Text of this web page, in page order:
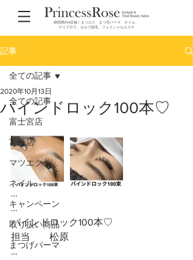
静岡県内4店舗！まつエク、まつ毛パーマ、ネイル、
アイブロウ、セルフ脱毛、フェイシャルエステ
記事
全ての記事
富士宮店
富士店
マツエク
ネイル
キャンペーン
取り扱い商品
まつげパーマ
全ての記事
バインドロック100本♡
2020年10月13日
…
…
バインドロック100本♡
担当　　松原
…